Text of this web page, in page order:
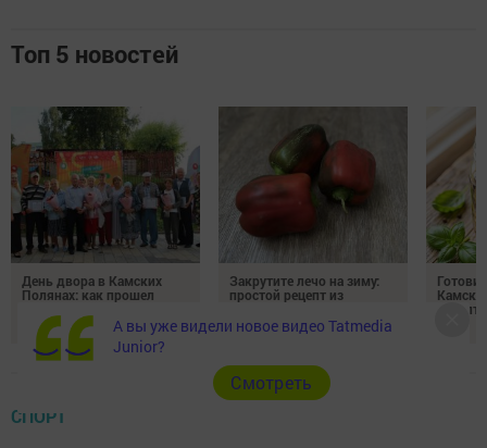
Топ 5 новостей
День двора в Камских
Полянах: как прошел
Закрутите лечо на зиму:
простой рецепт из
помидоров
СПОРТ
А вы уже видели новое видео Tatmedia
Junior?
Cмотреть